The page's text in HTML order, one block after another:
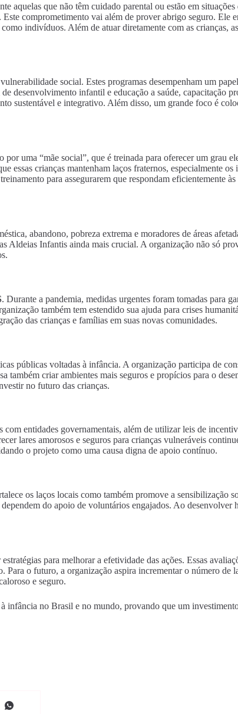
aquelas que não têm cuidado parental ou estão em
comprometimento vai além de prover abrigo seguro. Ele
indivíduos. Além de atuar diretamente com as crianças,
social. Estes programas desempenham um
desenvolvimento infantil e educação a saúde, capacitação
sustentável e integrativo. Além disso, um grande foco é
por uma “mãe social”, que é treinada para oferecer um grau
essas crianças mantenham laços fraternos, especialmente
para assegurarem que respondam eficientemente
abandono, pobreza extrema e moradores de áreas
Infantis ainda mais crucial. A organização não só
. Durante a pandemia, medidas urgentes foram tomadas para
também tem estendido sua ajuda para crises
das crianças e famílias em suas novas comunidades.
públicas voltadas à infância. A organização participa de
criar ambientes mais seguros e propícios para o
no futuro das crianças.
entidades governamentais, além de utilizar leis de
lares amorosos e seguros para crianças vulneráveis
o projeto como uma causa digna de apoio contínuo.
os laços locais como também promove a sensibilização
do apoio de voluntários engajados. Ao desenvolver
para melhorar a efetividade das ações. Essas
o futuro, a organização aspira incrementar o número de
e seguro.
infância no Brasil e no mundo, provando que um